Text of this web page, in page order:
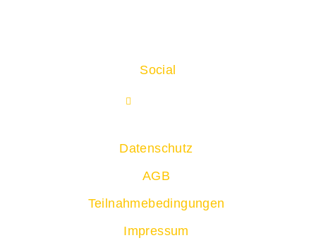
Social
Datenschutz
AGB
Teilnahmebedingungen
Impressum